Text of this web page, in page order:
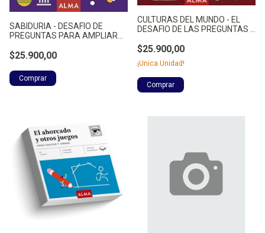
SABIDURIA - DESAFIO DE
PREGUNTAS PARA AMPLIAR
$25.900,00
CULTURAS DEL MUNDO - EL
DESAFIO DE LAS PREGUNTAS P
$25.900,00
¡Unica Unidad!